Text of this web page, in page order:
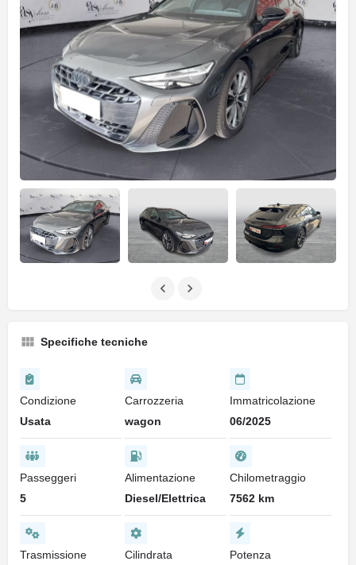
Specifiche tecniche
Condizione
Usata
Carrozzeria
wagon
Immatricolazione
06/2025
Passeggeri
5
Alimentazione
Diesel/Elettrica
Chilometraggio
7562 km
Trasmissione
Cilindrata
Potenza